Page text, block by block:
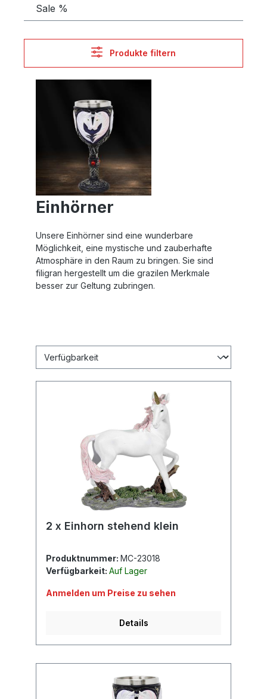
Sale %
Produkte filtern
Einhörner
Unsere Einhörner sind eine wunderbare
Möglichkeit, eine mystische und zauberhafte
Atmosphäre in den Raum zu bringen. Sie sind
filigran hergestellt um die grazilen Merkmale
besser zur Geltung zubringen.
2 x Einhorn stehend klein
Produktnummer: MC-23018
Verfügbarkeit: Auf Lager
Anmelden um Preise zu sehen
Details